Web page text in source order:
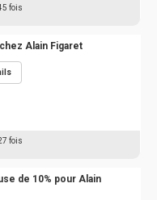
fois
Alain Figaret
fois
de 10% pour Alain